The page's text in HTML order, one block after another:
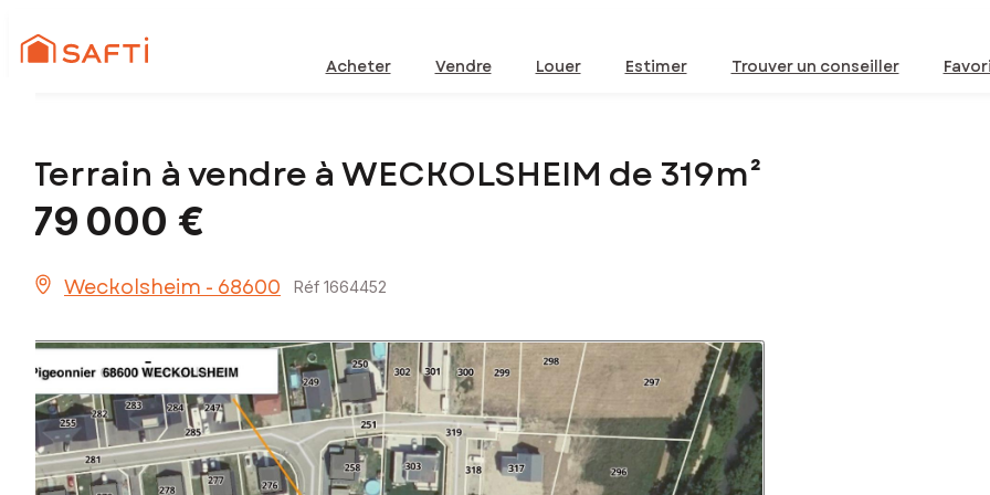
Acheter Vendre Louer Estimer Trouver un conseiller
Terrain à vendre à WECKOLSHEIM de 319m²
79 000 €
Weckolsheim - 68600 Réf 1664452